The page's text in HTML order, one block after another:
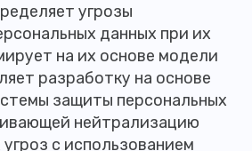
угрозы
данных при их
на их основе модели
разработку на основе
защиты персональных
нейтрализацию
с использованием